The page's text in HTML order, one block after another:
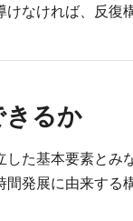
なければ、反復
きるか
た基本要素と
発展に由来す